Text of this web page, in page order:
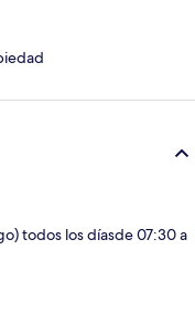
todos los díasde 07:30 a